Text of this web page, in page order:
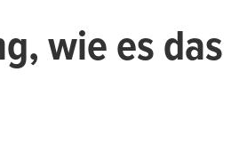
wie es das